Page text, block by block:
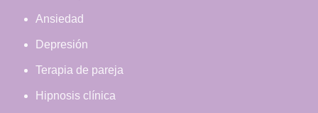
Ansiedad
Depresión
Terapia de pareja
Hipnosis clínica